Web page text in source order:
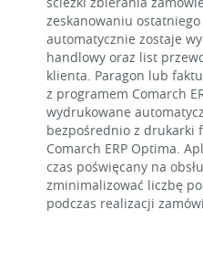
zeskanowaniu
automatycznie zostaje
handlowy oraz list
klienta. Paragon lub
z programem Comarch
wydrukowane
bezpośrednio z drukarki
Comarch ERP Optima.
czas poświęcany na
zminimalizować liczbę
podczas realizacji